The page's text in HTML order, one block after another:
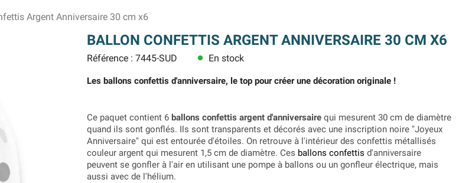
Argent Anniversaire 30 cm x6
BALLON CONFETTIS ARGENT ANNIVERSAIRE 30 CM X6
Référence : 7445-SUD lens En stock
Les ballons confettis d'anniversaire, le top pour créer une décoration originale !
Ce paquet contient 6 ballons confettis argent d'anniversaire qui mesurent 30 cm de diamètre
quand ils sont gonflés. Ils sont transparents et décorés avec une inscription noire "Joyeux
Anniversaire" qui est entourée d'étoiles. On retrouve à l'intérieur des confettis métallisés
couleur argent qui mesurent 1,5 cm de diamètre. Ces ballons confettis d'anniversaire
peuvent se gonfler à l'air en utilisant une pompe à ballons ou un gonfleur électrique, mais
aussi avec de l'hélium.